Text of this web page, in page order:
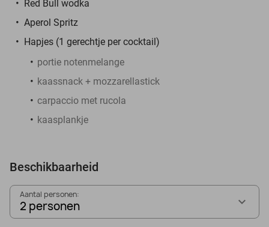
Red Bull wodka
Aperol Spritz
Hapjes (1 gerechtje per cocktail)
portie notenmelange
kaassnack + mozzarellastick
carpaccio met rucola
kaasplankje
Beschikbaarheid
Aantal personen:
2 personen